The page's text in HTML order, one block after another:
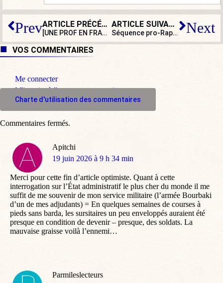
Prev ARTICLE PRÉCÉDENT
[UNE PROF EN FRANCE] Le français est-il encore la langue nationale ?
ARTICLE SUIVANT
Séquence pro-Raphaël Arnault : France TV rappelée à l’ordre par l’Arcom Next
VOS COMMENTAIRES
Me connecter
M'inscrire à l'espace commentaire
Charte d'utilisation des commentaires
Apitchi
dit
19 juin 2026 à 9 h 34 min
Merci pour cette fin d’article optimiste. Quant à cette
interrogation sur l’État administratif le plus cher du monde il me
suffit de me souvenir de mon service militaire (l’armée Bourbaki
d’un de mes adjudants) = En quelques semaines de courses à
pieds sans barda, les sursitaires un peu enveloppés auraient été
presque en condition de devenir – presque, des soldats. La
mauvaise graisse voilà l’ennemi…
Parmileslecteurs
Commentaires fermés.